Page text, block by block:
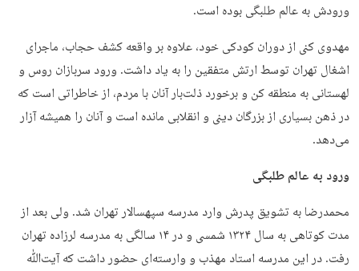
ورودش به عالم طلبگی بوده است.
مهدوی کنی از دوران کودکی خود، علاوه بر واقعه کشف حجاب، ماجرای
اشغال تهران توسط ارتش متفقین را به یاد داشت. ورود سربازان روس و
لهستانی به منطقه کن و برخورد ذلت‌بار آنان با مردم، از خاطراتی است که
در ذهن بسیاری از بزرگان دینی و انقلابی مانده است و آنان را همیشه آزار
می‌دهد.
ورود به عالم طلبگی
محمدرضا به تشویق پدرش وارد مدرسه سپهسالار تهران شد. ولی بعد از
مدت کوتاهی به سال ۱۳۲۴ شمسی و در ۱۴ سالگی به مدرسه لرزاده تهران
رفت. در این مدرسه استاد مهذب و وارسته‌ای حضور داشت که آیت‌ﷲ